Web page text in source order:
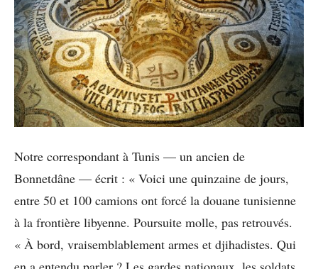
Notre correspondant à Tunis — un ancien de
Bonnetdâne — écrit : « Voici une quinzaine de jours,
entre 50 et 100 camions ont forcé la douane tunisienne
à la frontière libyenne. Poursuite molle, pas retrouvés.
« À bord, vraisemblablement armes et djihadistes. Qui